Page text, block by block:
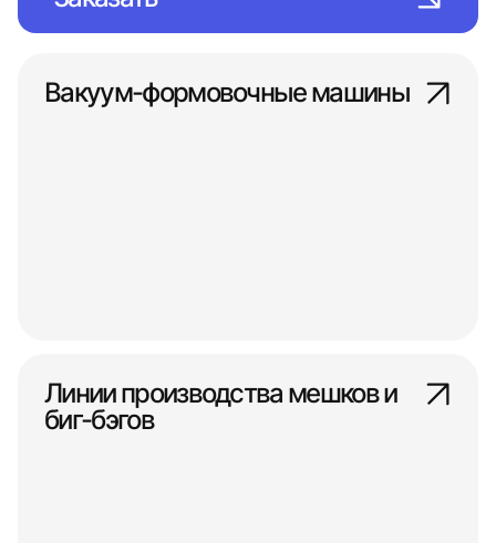
Вакуум-формовочные машины
Линии производства мешков и
биг-бэгов